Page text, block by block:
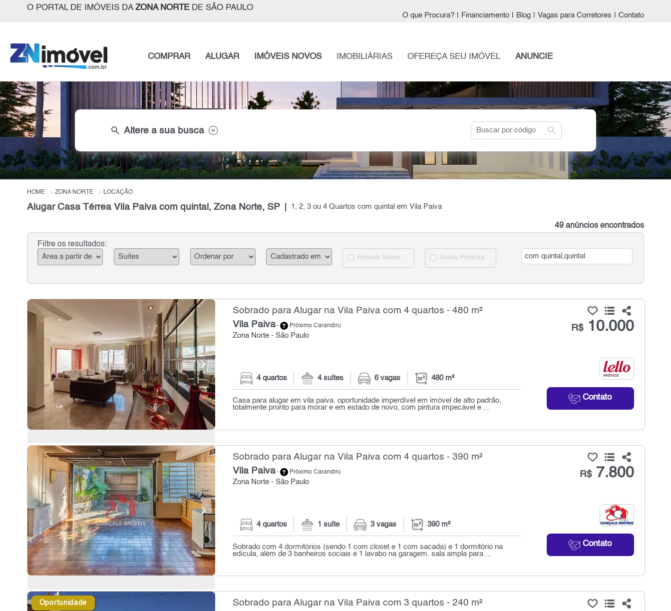
O PORTAL DE IMÓVEIS DA ZONA NORTEDE SÃO PAULO
O que Procura? Financiamento Blog Vagas para Corretores Contato
COMPRAR ALUGAR IMÓVEIS NOVOS IMOBILIÁRIAS OFEREÇA SEU IMÓVEL ANUNCIE
search Altere a sua busca search
HOME ZONA NORTE LOCAÇÃO
Alugar Casa Térrea Vila Paiva com quintal, Zona Norte, SP 1, 2, 3 ou 4 Quartos com quintal em Vila Paiva
49 anúncios encontrados
Filtre os resultados:
Imóveis Novos Aceita Permuta
Sobrado para Alugar na Vila Paiva com 4 quartos - 480 m²
Vila Paiva- Próximo Carandiru
Zona Norte - São Paulo
R$10.000
Contato
4 quartos 4 suítes 6 vagas 480 m²
Casa para alugar em vila paiva. oportunidade imperdível em imóvel de alto padrão,
totalmente pronto para morar e em estado de novo, com pintura impecável e ...
Sobrado para Alugar na Vila Paiva com 4 quartos - 390 m²
Vila Paiva- Próximo Carandiru
Zona Norte - São Paulo
R$7.800
Contato
4 quartos 1 suíte 3 vagas 390 m²
Sobrado com 4 dormitórios (sendo 1 com closet e 1 com sacada) e 1 dormitório na
edícula, além de 3 banheiros sociais e 1 lavabo na garagem. sala ampla para ...
Oportunidade Sobrado para Alugar na Vila Paiva com 3 quartos - 240 m²